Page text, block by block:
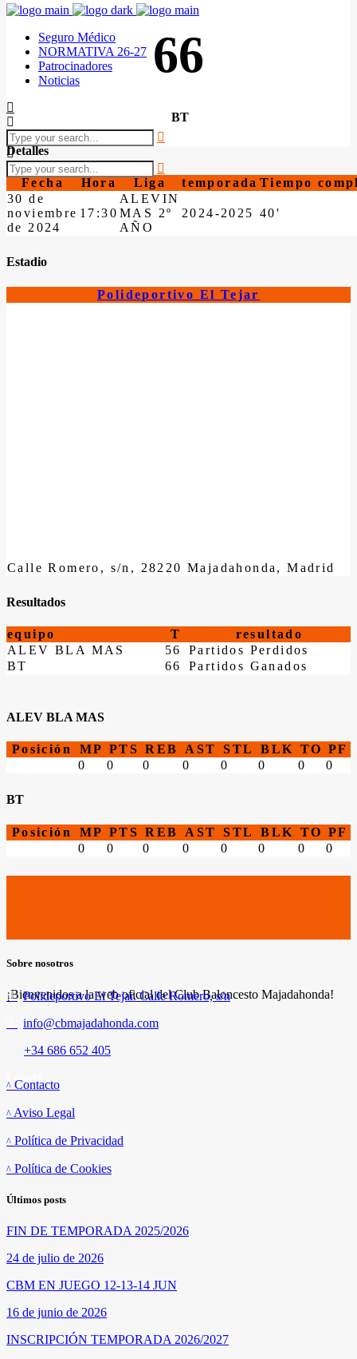
Seguro Médico
NORMATIVA 26-27
Patrocinadores
Noticias
66
BT
Detalles
Fecha Hora Liga temporada Tiempo
30 de
noviembre
de 2024
17:30
ALEVIN
MAS 2º
AÑO
2024-2025 40'
Estadio
Polideportivo El Tejar
Calle Romero, s/n, 28220 Majadahonda, Madrid
Resultados
equipo T
resultado
ALEV BLA MAS
56
Partidos Perdidos
BT
66 Partidos Ganados
ALEV BLA MAS
Posición MP PTS REB AST STL BLK TO PF
0
0 0 0 0 0 0 0
BT
Posición MP PTS REB AST STL BLK TO PF
0
0 0 0 0 0 0 0
Sobre nosotros
¡Bienvenidos a la web oficial del Club Baloncesto Majadahonda!
Polideportivo El Tejar. Calle Romero, s/n
info@cbmajadahonda.com
+34 686 652 405
Contacto
Aviso Legal
Política de Privacidad
Política de Cookies
Últimos posts
FIN DE TEMPORADA 2025/2026
24 de julio de 2026
CBM EN JUEGO 12-13-14 JUN
16 de junio de 2026
INSCRIPCIÓN TEMPORADA 2026/2027